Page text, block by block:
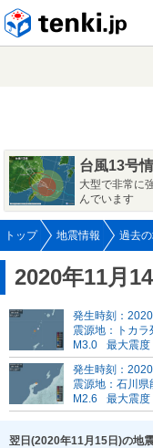
台風13号
大型で非常に
んでいます
トップ 地震情報 過去
2020年11月
発生時刻：
震源地：トカラ
M3.0
最大震度
発生時刻：
震源地：石川県
M2.6
最大震度
翌日(2020年11月15日)の地